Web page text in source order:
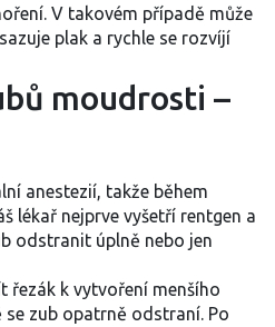
V takovém případě může
plak a rychle se rozvíjí
moudrosti –
anestezií, takže během
lékař nejprve vyšetří rentgen a
odstranit úplně nebo jen
řezák k vytvoření menšího
zub opatrně odstraní. Po